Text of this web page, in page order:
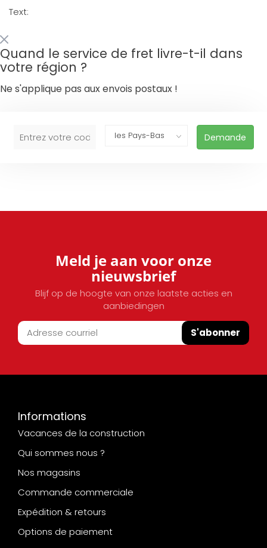
Text:
Quand le service de fret livre-t-il dans
votre région ?
Ne s'applique pas aux envois postaux !
Demande
Meld je aan voor onze
nieuwsbrief
Blijf op de hoogte van onze laatste acties en
aanbiedingen
S'abonner
Informations
Vacances de la construction
Qui sommes nous ?
Nos magasins
Commande commerciale
Expédition & retours
Options de paiement